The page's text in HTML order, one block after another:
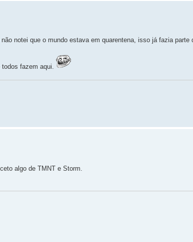
notei que o mundo estava em quarentena, isso já fazia parte
fazem aqui.
algo de TMNT e Storm.